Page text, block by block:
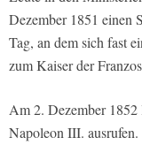
Dezember 1851 einen
Tag, an dem sich fast
zum Kaiser der
Am 2. Dezember
Napoleon III.